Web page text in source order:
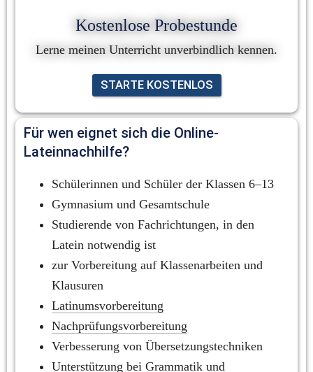
Kostenlose Probestunde
Lerne meinen Unterricht unverbindlich kennen.
STARTE KOSTENLOS
Für wen eignet sich die Online-
Lateinnachhilfe?
Schülerinnen und Schüler der Klassen 6–13
Gymnasium und Gesamtschule
Studierende von Fachrichtungen, in den
Latein notwendig ist
zur Vorbereitung auf Klassenarbeiten und
Klausuren
Latinumsvorbereitung
Nachprüfungsvorbereitung
Verbesserung von Übersetzungstechniken
Unterstützung bei Grammatik und